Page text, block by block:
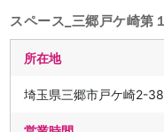
スペース_三郷戸ケ崎第
所在地
埼玉県三郷市戸ケ崎2-